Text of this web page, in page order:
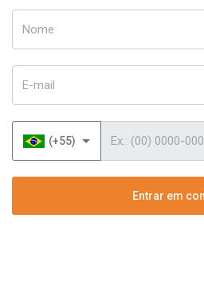
(+55)
Entrar em